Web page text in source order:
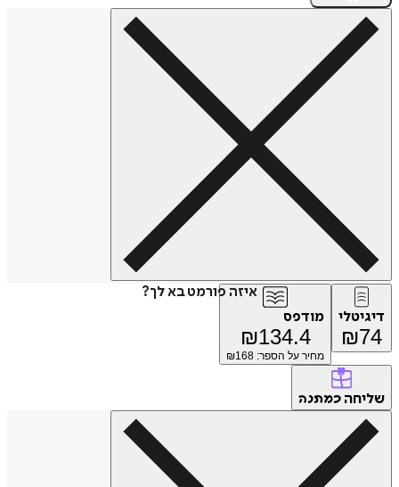
איזה פורמט בא לך?
דיגיטלי
₪74
מודפס
₪134.4
מחיר על הספר: ₪ 168
שליחה כמתנה